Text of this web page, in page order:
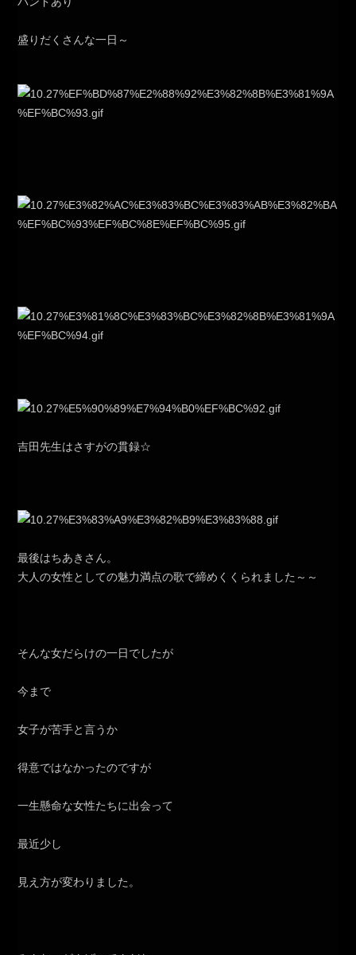
盛りだくさんな一日～
吉田先生はさすがの貫録☆
最後はちあきさん。
大人の女性としての魅力満点の歌で締めくくられました～～
そんな女だらけの一日でしたが
今まで
女子が苦手と言うか
得意ではなかったのですが
一生懸命な女性たちに出会って
最近少し
見え方が変わりました。